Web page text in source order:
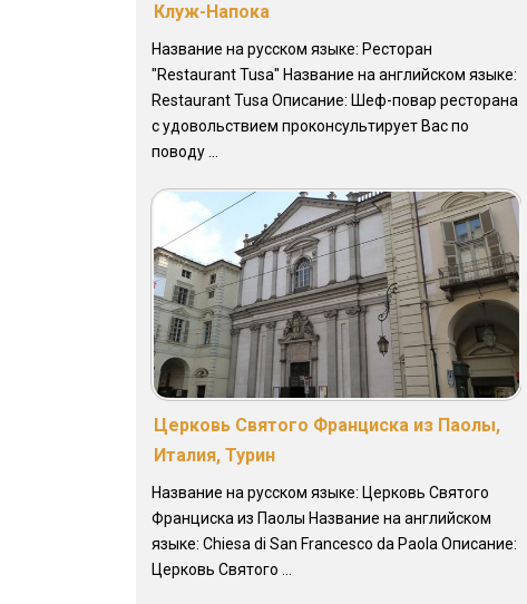
Клуж-Напока
Название на русском языке: Ресторан
"Restaurant Tusa" Название на английском языке:
Restaurant Tusa Описание: Шеф-повар ресторана
с удовольствием проконсультирует Вас по
поводу ...
Церковь Святого Франциска из Паолы,
Италия, Турин
Название на русском языке: Церковь Святого
Франциска из Паолы Название на английском
языке: Chiesa di San Francesco da Paola Описание:
Церковь Святого ...